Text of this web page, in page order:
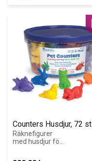
Counters Husdjur, 72 st
Räknefigurer
med husdjur för